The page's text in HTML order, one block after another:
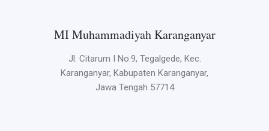
MI Muhammadiyah Karanganyar
Jl. Citarum I No.9, Tegalgede, Kec.
Karanganyar, Kabupaten Karanganyar,
Jawa Tengah 57714